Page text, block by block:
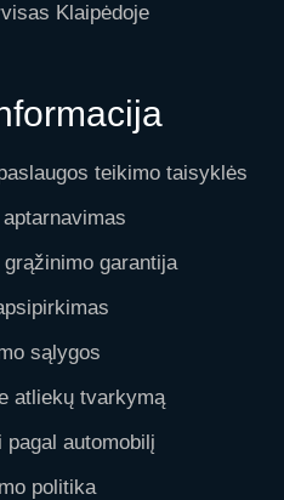
Klaipėdoje
teikimo taisyklės
garantija
sąlygos
atliekų tvarkymą
automobilį
politika